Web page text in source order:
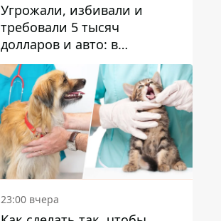
Угрожали, избивали и
требовали 5 тысяч
долларов и авто: в
Павлограде задержали двух
мужчин
23:00 вчера